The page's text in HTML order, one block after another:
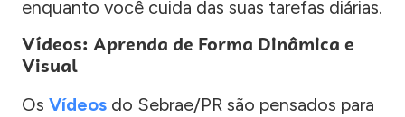
enquanto você cuida das suas tarefas diárias.
Vídeos: Aprenda de Forma Dinâmica e
Visual
Os Vídeos do Sebrae/PR são pensados para